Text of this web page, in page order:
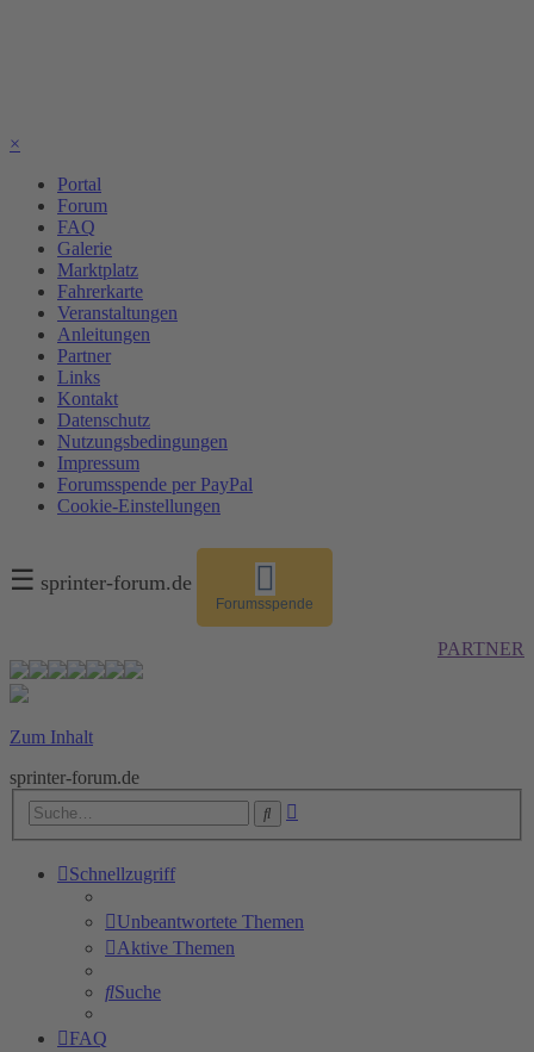
×
Portal
Forum
FAQ
Galerie
Marktplatz
Fahrerkarte
Veranstaltungen
Anleitungen
Partner
Links
Kontakt
Datenschutz
Nutzungsbedingungen
Impressum
Forumsspende per PayPal
Cookie-Einstellungen
☰ sprinter-forum.de
Forumsspende
PARTNER
Zum Inhalt
sprinter-forum.de
Suche
Schnellzugriff
Unbeantwortete Themen
Aktive Themen
Suche
FAQ